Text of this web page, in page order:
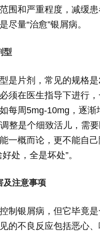
围和严重程度，减缓
尽量“治愈”银屑病。
型
是片剂，常见的规格
须在医生指导下进行
每周5mg-10mg，逐
整是个细致活儿，需
一概而论，更不能自
处，全是坏处”。
及注意事项
制银屑病，但它毕竟
的不良反应包括恶心